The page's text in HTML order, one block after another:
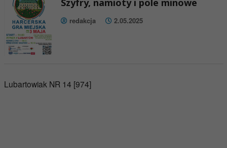
Szyfry, namioty i pole minowe
redakcja 2.05.2025
Lubartowiak NR 14 [974]